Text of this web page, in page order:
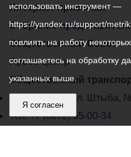
Интернет приемная
Собрание
Общественный Совет
Пресс-центр
Общественный
Владикавказ, пл. Штыба,
Тел:+7 (8672) 55-00-34
использовать инструмент —
https://yandex.ru/support/
повлиять на работу
соглашаетесь на обработку
указанных выше.
Я согласен